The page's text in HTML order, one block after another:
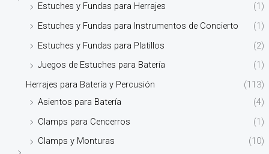
Estuches y Fundas para Herrajes
(1)
Estuches y Fundas para Instrumentos de Concierto
(1)
Estuches y Fundas para Platillos
(2)
Juegos de Estuches para Batería
(1)
Herrajes para Batería y Percusión
(113)
Asientos para Batería
(4)
Clamps para Cencerros
(1)
Clamps y Monturas
(10)